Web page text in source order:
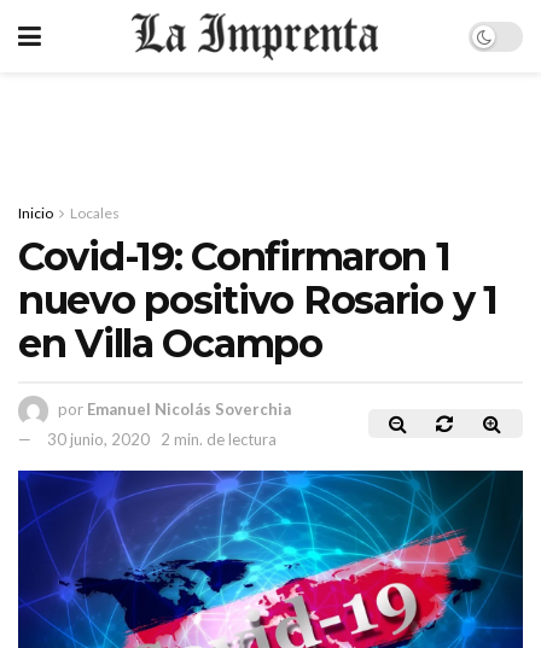
Inicio Locales
Covid-19: Confirmaron 1
nuevo positivo Rosario y 1
en Villa Ocampo
por Emanuel Nicolás Soverchia
30 junio, 2020
2 min. de lectura